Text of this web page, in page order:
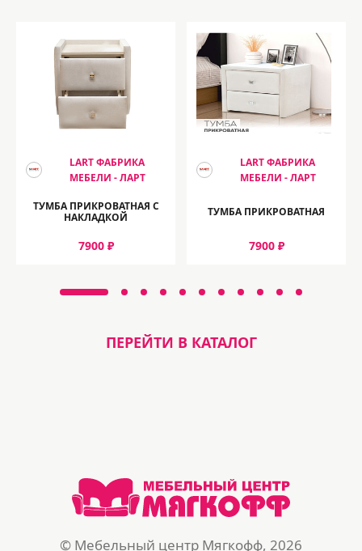
LART ФАБРИКА
МЕБЕЛИ - ЛАРТ
ТУМБА ПРИКРОВАТНАЯ С
НАКЛАДКОЙ
7900 ₽
LART ФАБРИКА
МЕБЕЛИ - ЛАРТ
ТУМБА ПРИКРОВАТНАЯ
7900 ₽
ПЕРЕЙТИ В КАТАЛОГ
© Мебельный центр Мягкофф, 2026